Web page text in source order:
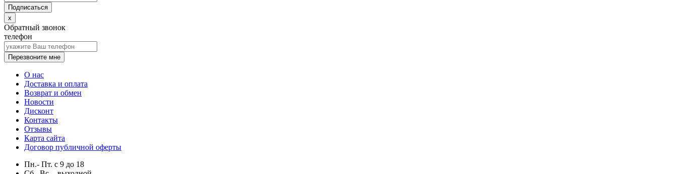
x
Обратный звонок
телефон
Перезвоните мне
О нас
Доставка и оплата
Возврат и обмен
Новости
Дисконт
Контакты
Отзывы
Карта сайта
Договор публичной оферты
Пн.- Пт. с 9 до 18